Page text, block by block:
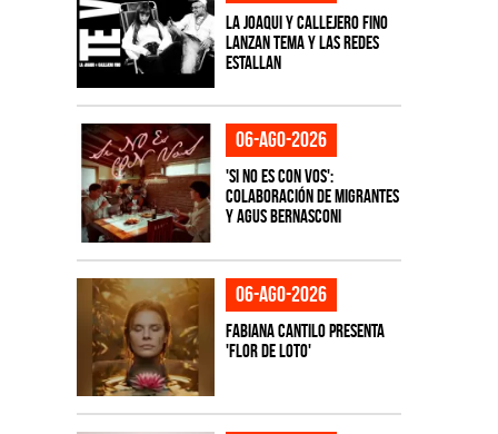
La Joaqui y Callejero Fino
lanzan tema y las redes
estallan
06-ago-2026
'Si No Es Con Vos':
colaboración de Migrantes
y Agus Bernasconi
06-ago-2026
Fabiana Cantilo presenta
'Flor de Loto'